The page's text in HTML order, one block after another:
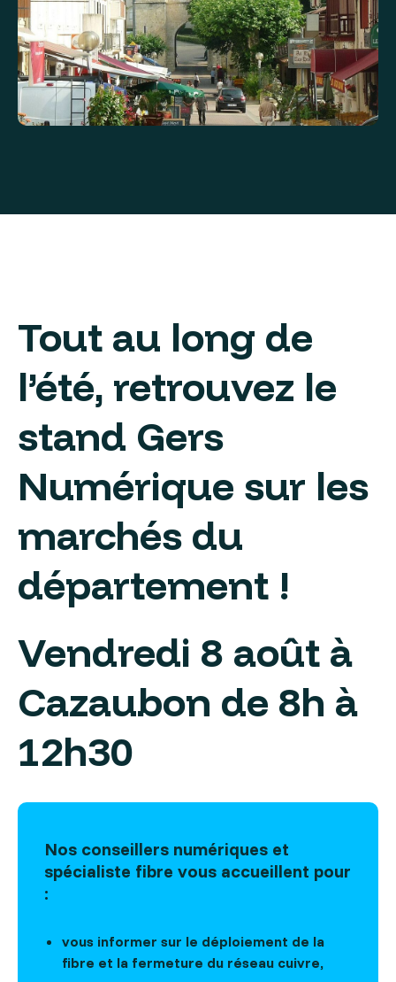
Tout au long de
l’été, retrouvez le
stand Gers
Numérique sur les
marchés du
département !
Vendredi 8 août à
Cazaubon de 8h à
12h30
Nos conseillers numériques et
spécialiste fibre vous accueillent pour
:
vous informer sur le déploiement de la
fibre et la fermeture du réseau cuivre,